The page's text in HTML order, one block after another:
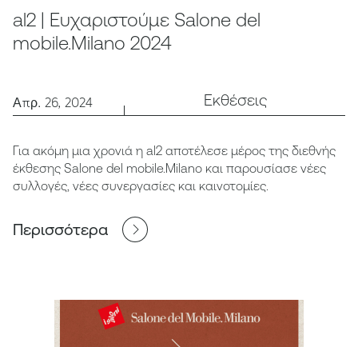
al2 | Ευχαριστούμε Salone del
mobile.Milano 2024
Απρ. 26, 2024 Εκθέσεις
Για ακόμη μια χρονιά η al2 αποτέλεσε μέρος της διεθνής
έκθεσης Salone del mobile.Milano και παρουσίασε νέες
συλλογές, νέες συνεργασίες και καινοτομίες.
Περισσότερα